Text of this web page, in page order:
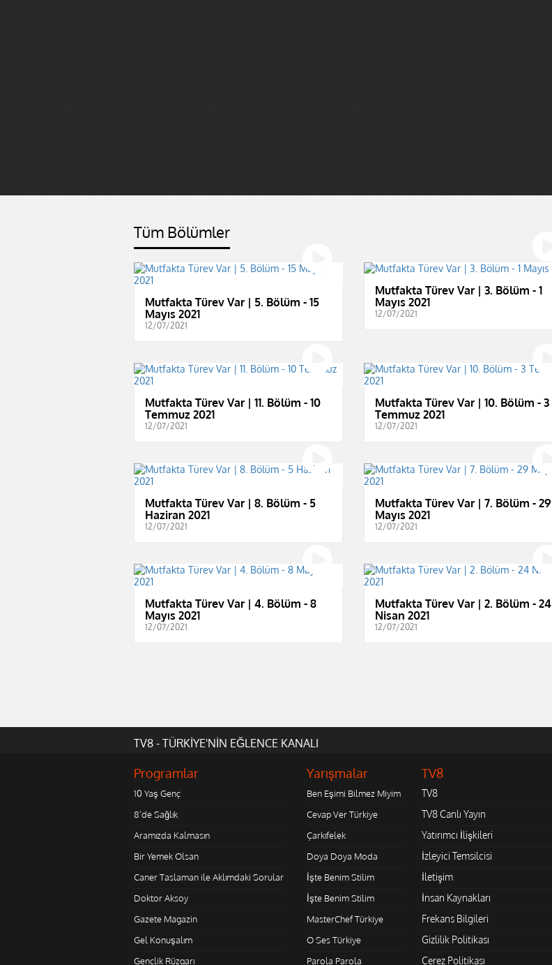
Tüm Bölümler
Mutfakta Türev Var | 5. Bölüm - 15
Mayıs 2021
12/07/2021
Mutfakta Türev Var | 3. Bölüm - 1
Mayıs 2021
12/07/2021
Mutfakta Türev Var | 11. Bölüm - 10
Temmuz 2021
12/07/2021
Mutfakta Türev Var | 10. Bölüm - 3
Temmuz 2021
12/07/2021
Mutfakta Türev Var | 8. Bölüm - 5
Haziran 2021
12/07/2021
Mutfakta Türev Var | 7. Bölüm - 29
Mayıs 2021
12/07/2021
Mutfakta Türev Var | 4. Bölüm - 8
Mayıs 2021
12/07/2021
Mutfakta Türev Var | 2. Bölüm - 24
Nisan 2021
12/07/2021
TV8 - TÜRKİYE'NİN EĞLENCE KANALI
Programlar
10 Yaş Genç
8'de Sağlık
Aramızda Kalmasın
Bir Yemek Olsan
Caner Taslaman ile Aklımdaki Sorular
Doktor Aksoy
Gazete Magazin
Gel Konuşalım
Gençlik Rüzgarı
Yarışmalar
Ben Eşimi Bilmez Miyim
Cevap Ver Türkiye
Çarkıfelek
Doya Doya Moda
İşte Benim Stilim
İşte Benim Stilim
MasterChef Türkiye
O Ses Türkiye
Parola Parola
TV8
TV8
TV8 Canlı Yayın
Yatırımcı İlişkileri
İzleyici Temsilcisi
İletişim
İnsan Kaynakları
Frekans Bilgileri
Gizlilik Politikası
Çerez Politikası